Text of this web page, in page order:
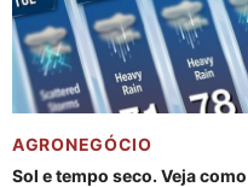
AGRONEGÓCIO
Sol e tempo seco. Veja